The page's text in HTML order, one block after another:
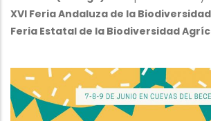
XVI Feria Andaluza de la
Feria Estatal de la Biodiversidad